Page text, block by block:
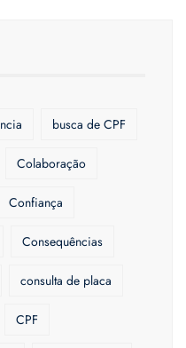
busca de CPF
Colaboração
Confiança
Consequências
consulta de placa
CPF